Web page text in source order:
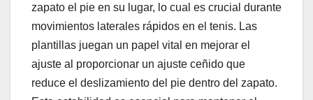
zapato el pie en su lugar, lo cual es crucial durante
movimientos laterales rápidos en el tenis. Las
plantillas juegan un papel vital en mejorar el
ajuste al proporcionar un ajuste ceñido que
reduce el deslizamiento del pie dentro del zapato.